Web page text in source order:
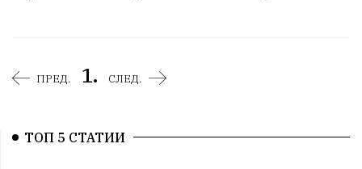
ПРЕД. 1. СЛЕД.
ТОП 5 СТАТИИ